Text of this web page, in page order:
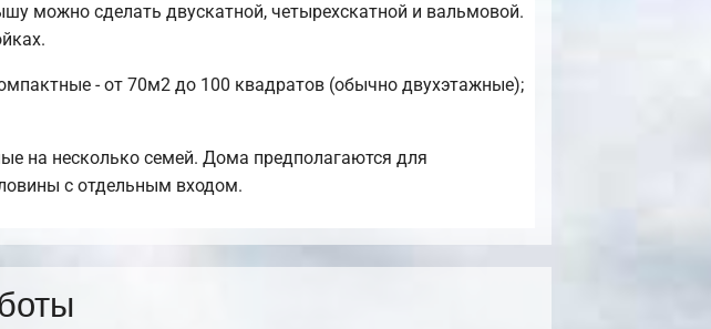
можно сделать двускатной, четырехскатной и вальмовой.
- от 70м2 до 100 квадратов (обычно двухэтажные);
на несколько семей. Дома предполагаются для
с отдельным входом.